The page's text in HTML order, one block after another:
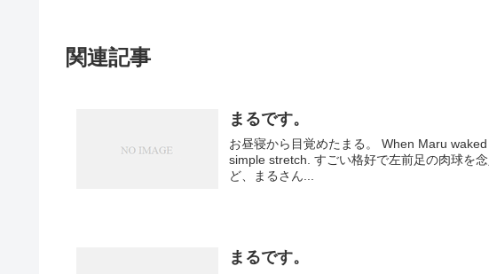
関連記事
まるです。
お昼寝から目覚めたまる。 When Maru waked from a nap, 簡単なスト
simple stretch. すごい格好で左前足の肉球を念入りにお手入れ。 見ても何もついてませんけ
ど、まるさん...
まるです。